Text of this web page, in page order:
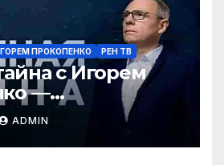
ПРОКОПЕНКО РЕН ТВ
с Игорем
—
в
России
ADMIN